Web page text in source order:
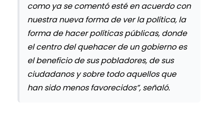
como ya se comentó esté en acuerdo con
nuestra nueva forma de ver la política, la
forma de hacer políticas públicas, donde
el centro del quehacer de un gobierno es
el beneficio de sus pobladores, de sus
ciudadanos y sobre todo aquellos que
han sido menos favorecidos”, señaló.